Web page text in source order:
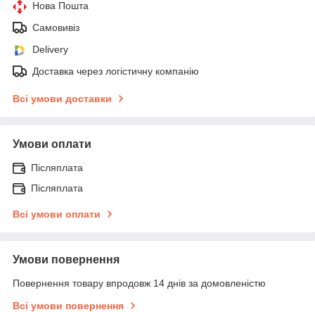
Нова Пошта
Самовивіз
Delivery
Доставка через логістичну компанію
Всі умови доставки
Умови оплати
Післяплата
Післяплата
Всі умови оплати
Умови повернення
Повернення товару впродовж 14 днів за домовленістю
Всі умови повернення